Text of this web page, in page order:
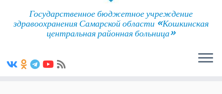
Государственное бюджетное учреждение
здравоохранения Самарской области «Кошкинская
центральная районная больница»